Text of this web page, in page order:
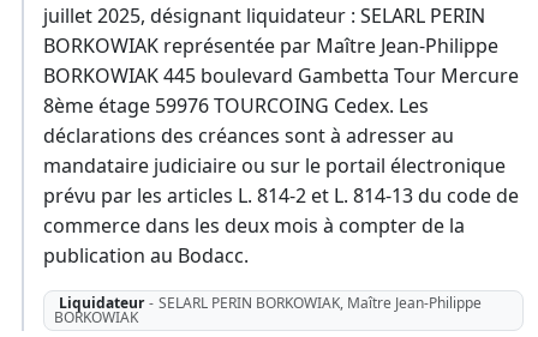
juillet 2025, désignant liquidateur : SELARL PERIN
BORKOWIAK représentée par Maître Jean-Philippe
BORKOWIAK 445 boulevard Gambetta Tour Mercure
8ème étage 59976 TOURCOING Cedex. Les
déclarations des créances sont à adresser au
mandataire judiciaire ou sur le portail électronique
prévu par les articles L. 814-2 et L. 814-13 du code de
commerce dans les deux mois à compter de la
publication au Bodacc.
Liquidateur - SELARL PERIN BORKOWIAK, Maître Jean-Philippe
BORKOWIAK